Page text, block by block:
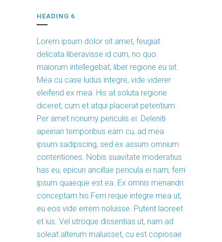
HEADING 6
Lorem ipsum dolor sit amet, feugiat
delicata liberavisse id cum, no quo
maiorum intellegebat, liber regione eu sit.
Mea cu case ludus integre, vide viderer
eleifend ex mea. His at soluta regione
diceret, cum et atqui placerat petentium.
Per amet nonumy periculis ei. Deleniti
apeirian temporibus eam cu, ad mea
ipsum sadipscing, sed ex assum omnium
contentiones. Nobis suavitate moderatius
has eu, epicuri ancillae pericula ei nam, ferri
ipsum quaeque est ea. Ex omnis menandri
conceptam his.Ferri reque integre mea ut,
eu eos vide errem noluisse. Putent laoreet
et ius. Vel utroque dissentias ut, nam ad
soleat alterum maluisset, cu est copiosae